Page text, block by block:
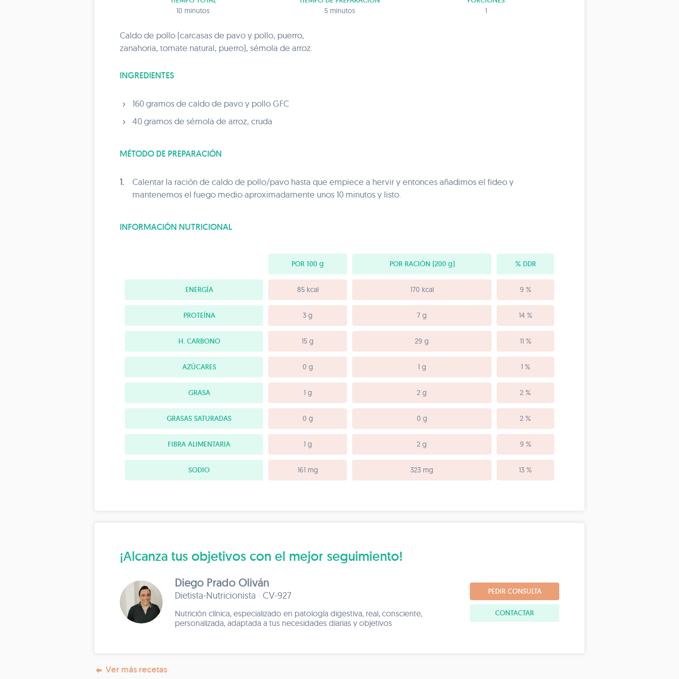
10 minutos
5 minutos
1
Caldo de pollo (carcasas de pavo y pollo, puerro,
zanahoria, tomate natural, puerro), sémola de arroz.
INGREDIENTES
160 gramos de caldo de pavo y pollo GFC
40 gramos de sémola de arroz, cruda
MÉTODO DE PREPARACIÓN
1.
Calentar la ración de caldo de pollo/pavo hasta que empiece a hervir y entonces añadimos el fideo y
mantenemos el fuego medio aproximadamente unos 10 minutos y listo.
INFORMACIÓN NUTRICIONAL
POR 100 g POR RACIÓN (200 g) % DDR
ENERGÍA 85 kcal 170 kcal 9 %
PROTEÍNA 3 g 7 g 14 %
H. CARBONO 15 g 29 g 11 %
AZÚCARES 0 g 1 g 1 %
GRASA 1 g 2 g 2 %
GRASAS SATURADAS 0 g 0 g 2 %
FIBRA ALIMENTARIA 1 g 2 g 9 %
SODIO 161 mg 323 mg 13 %
¡Alcanza tus objetivos con el mejor seguimiento!
Diego Prado Oliván
Dietista-Nutricionista · CV-927
Nutrición clínica, especializado en patología digestiva, real, consciente,
personalizada, adaptada a tus necesidades diarias y objetivos
PEDIR CONSULTA
CONTACTAR
Ver más recetas